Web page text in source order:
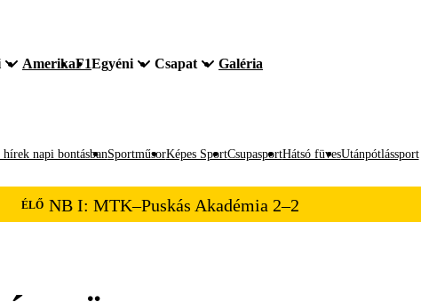
AmerikaF1Egyéni Csapat Galéria
hírek napi bontásbanSportműsorKépes SportCsupasportHátsó füvesUtánpótlássport
ÉLŐ NB I: MTK–Puskás Akadémia 2–2